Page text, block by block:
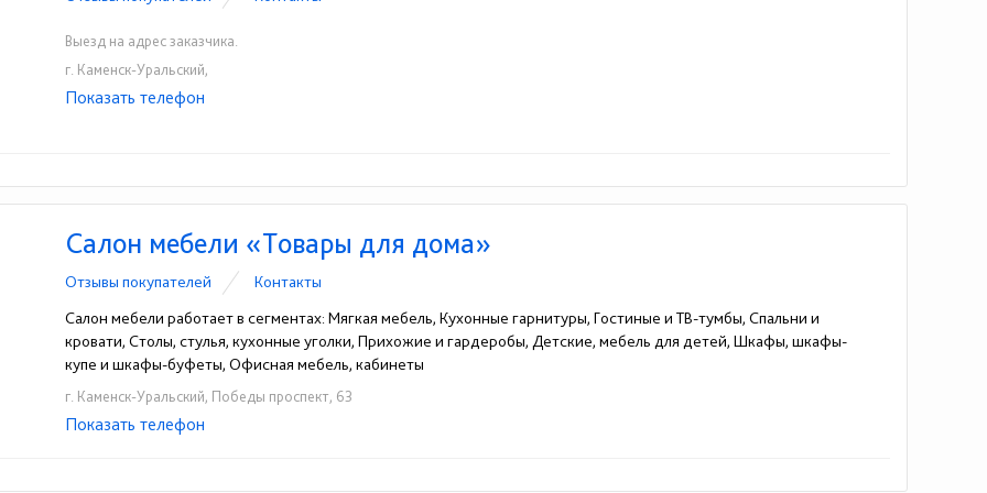
Выезд на адрес заказчика.
г. Каменск-Уральский,
☎+7-950-193-51-53
Показать телефон
Салон мебели «Товары для дома»
Отзывы покупателей
Контакты
Салон мебели работает в сегментах: Мягкая мебель, Кухонные гарнитуры, Гостиные и ТВ-тумбы, Спальни и
кровати, Столы, стулья, кухонные уголки, Прихожие и гардеробы, Детские, мебель для детей, Шкафы, шкафы-
купе и шкафы-буфеты, Офисная мебель, кабинеты
г. Каменск-Уральский, Победы проспект, 63
☎+7(3439)31-84-88
Показать телефон